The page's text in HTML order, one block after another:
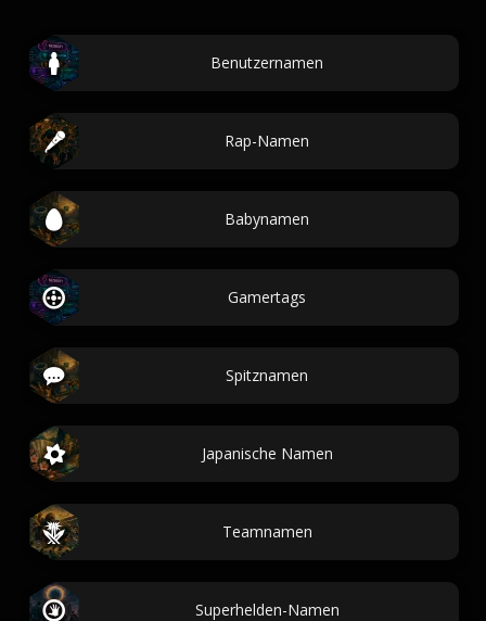
Benutzernamen
Rap-Namen
Babynamen
Gamertags
Spitznamen
Japanische Namen
Teamnamen
Superhelden-Namen